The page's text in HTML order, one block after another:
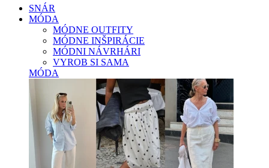
SNÁR
MÓDA
MÓDNE OUTFITY
MÓDNE INŠPIRÁCIE
MÓDNI NÁVRHÁRI
VYROB SI SAMA
MÓDA